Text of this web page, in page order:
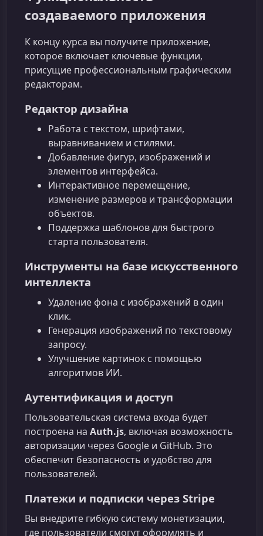
создаваемого приложения
К концу курса вы получите приложение,
которое включает ключевые функции,
присущие профессиональным графическим
редакторам.
Редактор дизайна
Работа с текстом, шрифтами,
выравниванием и стилями.
Добавление фигур, изображений и
элементов интерфейса.
Интерактивное перемещение,
изменение размеров и трансформации
объектов.
Поддержка шаблонов для быстрого
старта пользователя.
Инструменты на базе искусственного
интеллекта
Удаление фона с изображений в один
клик.
Генерация изображений по текстовому
запросу.
Улучшение картинок с помощью
алгоритмов ИИ.
Аутентификация и доступ
Пользовательская система входа будет
построена на Auth.js, включая возможность
авторизации через Google и GitHub. Это
обеспечит безопасность и удобство для
пользователей.
Платежи и подписки через Stripe
Вы внедрите гибкую систему монетизации,
где пользователи смогут оформлять и